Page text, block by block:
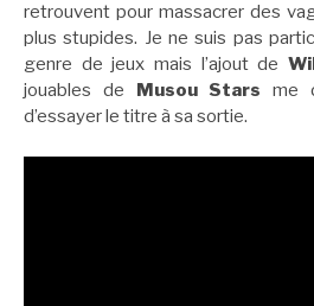
retrouvent pour massacrer des
plus stupides. Je ne suis pas
genre de jeux mais l’ajout de
jouables de Musou Stars me
d’essayer le titre à sa sortie.